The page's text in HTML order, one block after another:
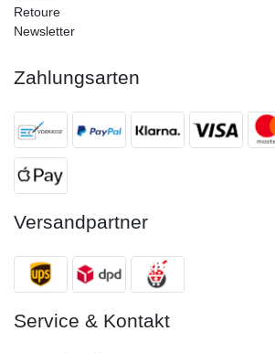
Retoure
Newsletter
Zahlungsarten
Versandpartner
Service & Kontakt